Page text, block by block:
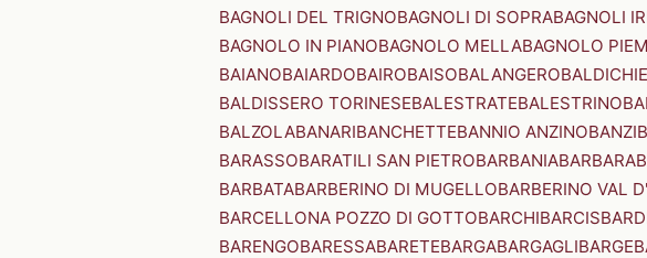
BAGNOLI DEL TRIGNOBAGNOLI DI SOPRABAGNOLI
BAGNOLO IN PIANOBAGNOLO MELLABAGNOLO
BAIANOBAIARDOBAIROBAISOBALANGERO
BALDISSERO TORINESEBALESTRATEBALESTRINO
BALZOLABANARIBANCHETTEBANNIO ANZINOBANZI
BARASSOBARATILI SAN PIETROBARBANIABARBARA
BARBATABARBERINO DI MUGELLOBARBERINO VAL
BARCELLONA POZZO DI GOTTOBARCHIBARCISBARD
BARENGOBARESSABARETEBARGABARGAGLIBARGE